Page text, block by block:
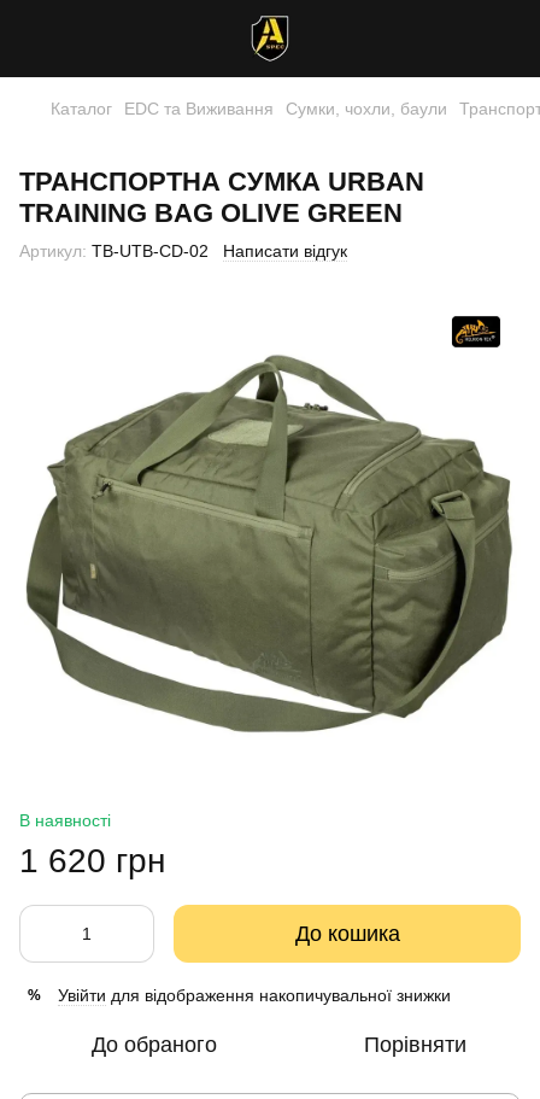
Каталог EDC та Виживання Сумки, чохли, баули
ТРАНСПОРТНА СУМКА URBAN
TRAINING BAG OLIVE GREEN
Артикул: TB-UTB-CD-02 Написати відгук
В наявності
1 620 грн
До кошика
% Увійти для відображення накопичувальної знижки
До обраного Порівняти